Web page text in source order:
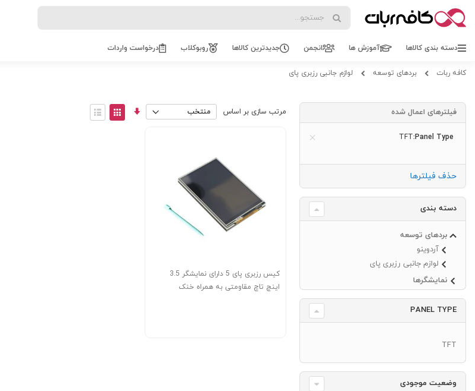
دسته بندی کالاها آموزش ها انجمن جدیدترین کالاها روبوکلاب درخواست واردات
کافه ربات بردهای توسعه لوازم جانبی رزبری پای
مرتب سازی بر اساس
مرتب
سازی
View
as
کیس رزبری پای 5 دارای نمایشگر 3.5
اینچ تاچ مقاومتی به همراه خنک
فیلترهای اعمال شده
Panel Type
TFT
حذف فیلترها
دسته بندی
بردهای توسعه
آردوینو
لوازم جانبی رزبری پای
نمایشگرها
PANEL TYPE
TFT
وضعیت موجودی